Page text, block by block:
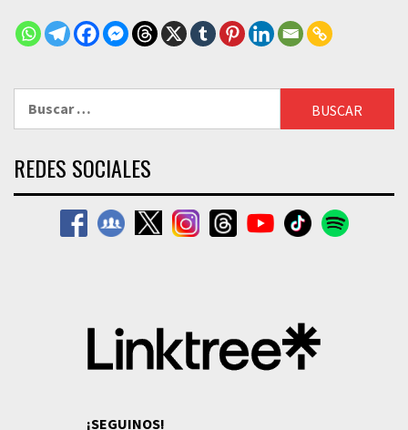
REDES SOCIALES
¡SEGUINOS!